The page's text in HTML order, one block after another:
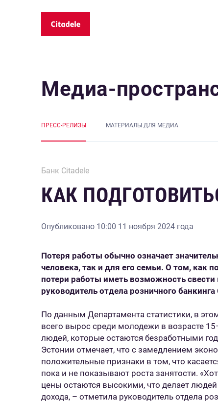
Медиа-
ПРЕСС-РЕЛИЗЫ MАТЕРИАЛЫ ДЛЯ МЕДИА
Банк Citadele
КАК
Опубликовано 10:00 11 ноября 2024 года
Потеря работы обычно означает
человека, так и для его семьи. О том, как
потери работы иметь возможность
руководитель отдела розничного
По данным Департамента статистики, в
всего вырос среди молодежи в возрасте
людей, которые остаются безработными
Эстонии отмечает, что с замедлением
положительные признаки в том, что
пока и не показывают роста занятости.
цены остаются высокими, что делает
дохода, – отметила руководитель отдела